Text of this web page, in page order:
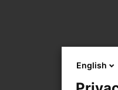
English